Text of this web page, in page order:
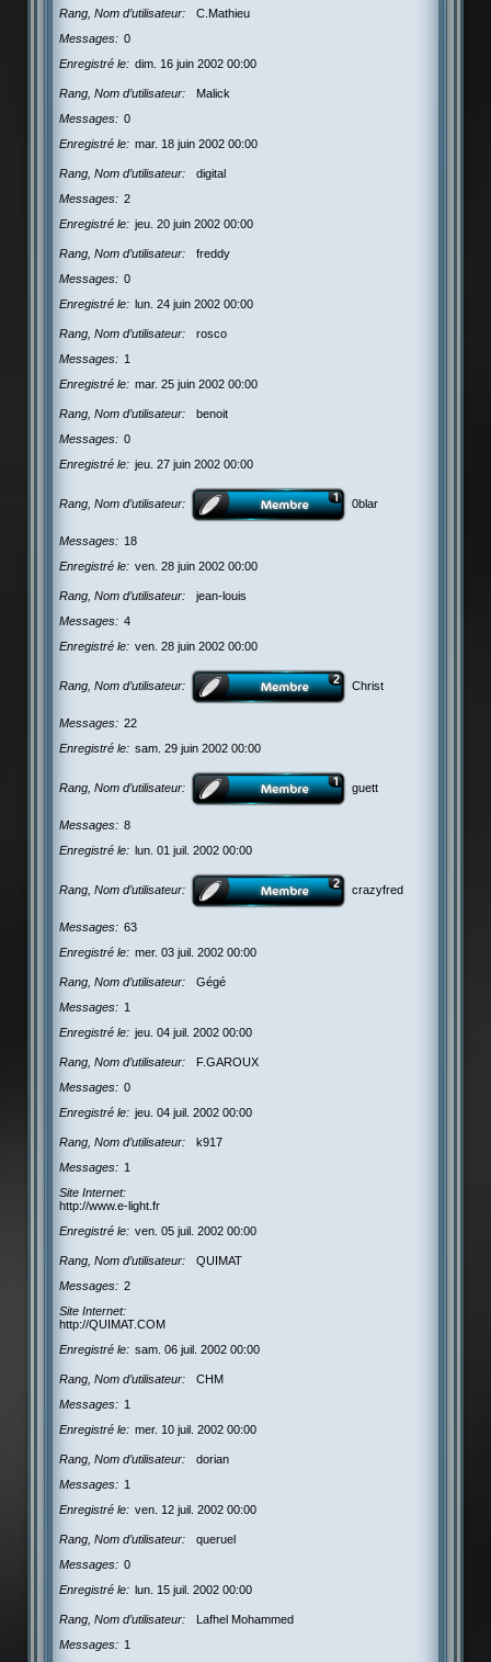
Rang, Nom d’utilisateur
C.Mathieu
Messages
0
Enregistré le
dim. 16 juin 2002 00:00
Rang, Nom d’utilisateur
Malick
Messages
0
Enregistré le
mar. 18 juin 2002 00:00
Rang, Nom d’utilisateur
digital
Messages
2
Enregistré le
jeu. 20 juin 2002 00:00
Rang, Nom d’utilisateur
freddy
Messages
0
Enregistré le
lun. 24 juin 2002 00:00
Rang, Nom d’utilisateur
rosco
Messages
1
Enregistré le
mar. 25 juin 2002 00:00
Rang, Nom d’utilisateur
benoit
Messages
0
Enregistré le
jeu. 27 juin 2002 00:00
Rang, Nom d’utilisateur 0blar
Messages
18
Enregistré le
ven. 28 juin 2002 00:00
Rang, Nom d’utilisateur
jean-louis
Messages
4
Enregistré le
ven. 28 juin 2002 00:00
Rang, Nom d’utilisateur Christ
Messages
22
Enregistré le
sam. 29 juin 2002 00:00
Rang, Nom d’utilisateur guett
Messages
8
Enregistré le
lun. 01 juil. 2002 00:00
Rang, Nom d’utilisateur crazyfred
Messages
63
Enregistré le
mer. 03 juil. 2002 00:00
Rang, Nom d’utilisateur
Gégé
Messages
1
Enregistré le
jeu. 04 juil. 2002 00:00
Rang, Nom d’utilisateur
F.GAROUX
Messages
0
Enregistré le
jeu. 04 juil. 2002 00:00
Rang, Nom d’utilisateur
k917
Messages
1
Site Internet
http://www.e-light.fr
Enregistré le
ven. 05 juil. 2002 00:00
Rang, Nom d’utilisateur
QUIMAT
Messages
2
Site Internet
http://QUIMAT.COM
Enregistré le
sam. 06 juil. 2002 00:00
Rang, Nom d’utilisateur
CHM
Messages
1
Enregistré le
mer. 10 juil. 2002 00:00
Rang, Nom d’utilisateur
dorian
Messages
1
Enregistré le
ven. 12 juil. 2002 00:00
Rang, Nom d’utilisateur
queruel
Messages
0
Enregistré le
lun. 15 juil. 2002 00:00
Rang, Nom d’utilisateur
Lafhel Mohammed
Messages
1